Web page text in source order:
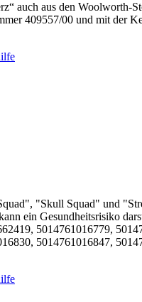
auch aus den Woolworth-
409557/00 und mit der
"Skull Squad" und
ein Gesundheitsrisiko
5014761016779,
5014761016847,